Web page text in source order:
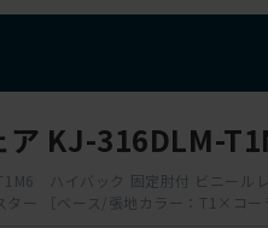
ア KJ-316DLM-
ハイバック 固定肘付 ビニール
ター ［ベース/張地カラー：T1×コー